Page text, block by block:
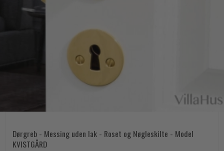
Dørgreb - Messing uden lak - Roset og Nøgleskilte - Model
KVISTGÅRD